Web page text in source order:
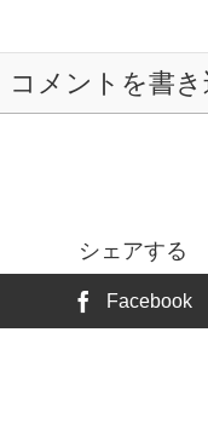
コメントを書き
シェアする
Facebook